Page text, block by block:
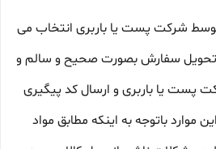
توسط شرکت پست یا باربری انتخاب می
تحویل سفارش بصورت صحیح و سالم و
پست یا باربری و ارسال کد پیگیری
موارد باتوجه به اینکه مطابق مواد